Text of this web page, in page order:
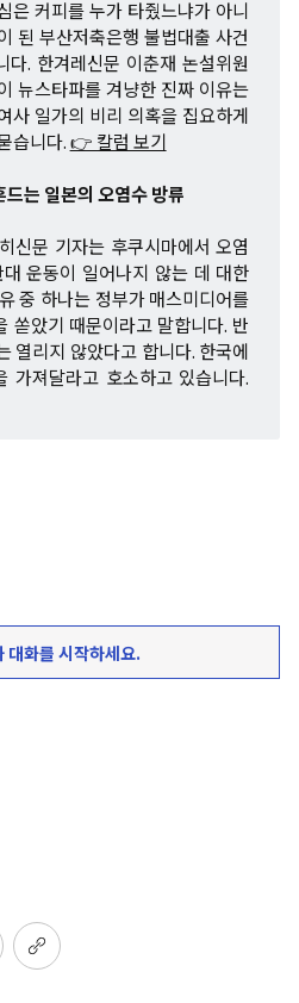
은 커피를 누가 타줬느냐가 아니
된 부산저축은행 불법대출 사건
다. 한겨레신문 이춘재 논설위원
뉴스타파를 겨냥한 진짜 이유는
사 일가의 비리 의혹을 집요하게
습니다.👉 칼럼 보기
는 일본의 오염수 방류
신문 기자는 후쿠시마에서 오염
운동이 일어나지 않는 데 대한
중 하나는 정부가 매스미디어를
쏟았기 때문이라고 말합니다. 반
열리지 않았다고 합니다. 한국에
가져달라고 호소하고 있습니다.
대화를 시작하세요.